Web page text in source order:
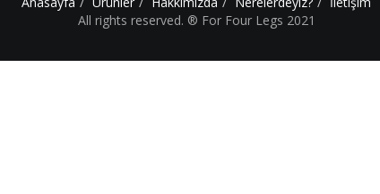
All rights reserved. ® For Four Legs 2021